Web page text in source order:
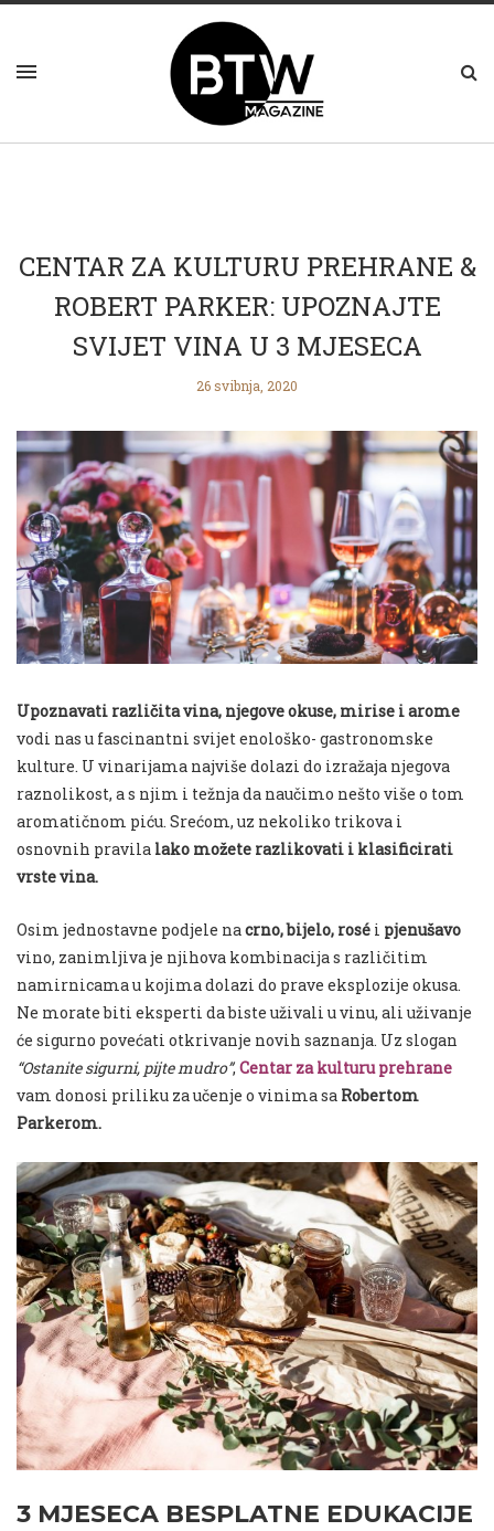
CENTAR ZA KULTURU PREHRANE &
ROBERT PARKER: UPOZNAJTE
SVIJET VINA U 3 MJESECA
26 svibnja, 2020
Upoznavati različita vina, njegove okuse, mirise i arome
vodi nas u fascinantni svijet enološko- gastronomske
kulture. U vinarijama najviše dolazi do izražaja njegova
raznolikost, a s njim i težnja da naučimo nešto više o tom
aromatičnom piću. Srećom, uz nekoliko trikova i
osnovnih pravila lako možete razlikovati i klasificirati
vrste vina.
Osim jednostavne podjele nacrno,bijelo, rosé i pjenušavo
vino, zanimljiva je njihova kombinacija s različitim
namirnicama u kojima dolazi do prave eksplozije okusa.
Ne morate biti eksperti da biste uživali u vinu, ali uživanje
će sigurno povećati otkrivanje novih saznanja. Uz slogan
“Ostanite sigurni, pijte mudro”, Centar za kulturu prehrane
vam donosi priliku za učenje o vinima sa Robertom
Parkerom.
3 MJESECA BESPLATNE EDUKACIJE